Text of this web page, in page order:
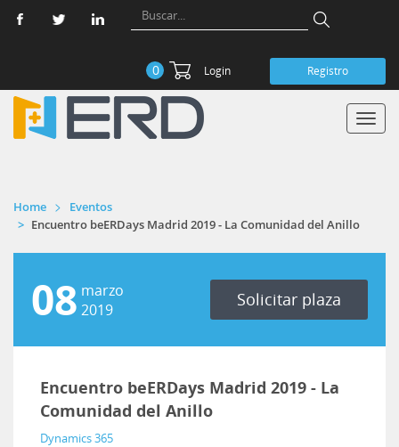
0 Login Registro
Home
Eventos
Encuentro beERDays Madrid 2019 - La Comunidad del Anillo
08 marzo
2019
Solicitar plaza
Encuentro beERDays Madrid 2019 - La
Comunidad del Anillo
Dynamics 365